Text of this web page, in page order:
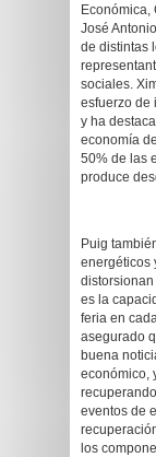
Económica,
José
de distintas
sociales.
esfuerzo de
y ha
economía
50% de las
produce
Puig
energéticos
es la
feria en
asegurado
buena
económico,
eventos de
los